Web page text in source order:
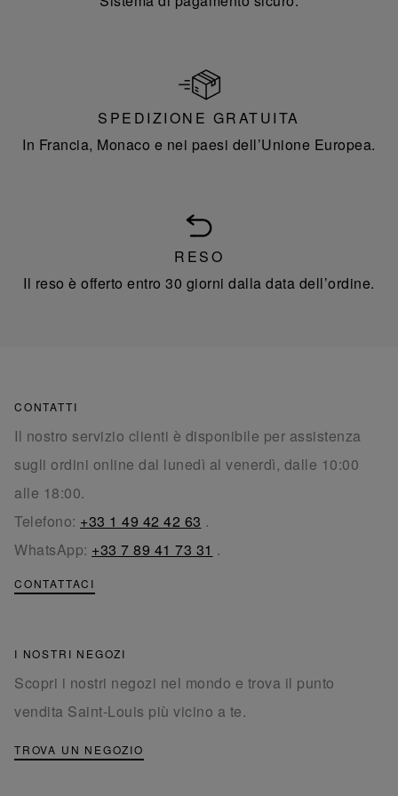
SPEDIZIONE GRATUITA
In Francia, Monaco e nei paesi dell’Unione Europea.
RESO
Il reso è offerto entro 30 giorni dalla data dell’ordine.
CONTATTI
Il nostro servizio clienti è disponibile per assistenza
sugli ordini online dal lunedì al venerdì, dalle 10:00
alle 18:00.
Telefono: +33 1 49 42 42 63 .
WhatsApp: +33 7 89 41 73 31 .
CONTATTACI
I NOSTRI NEGOZI
Scopri i nostri negozi nel mondo e trova il punto
vendita Saint-Louis più vicino a te.
TROVA UN NEGOZIO